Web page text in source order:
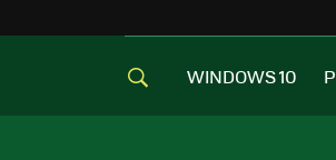
WINDOWS 10